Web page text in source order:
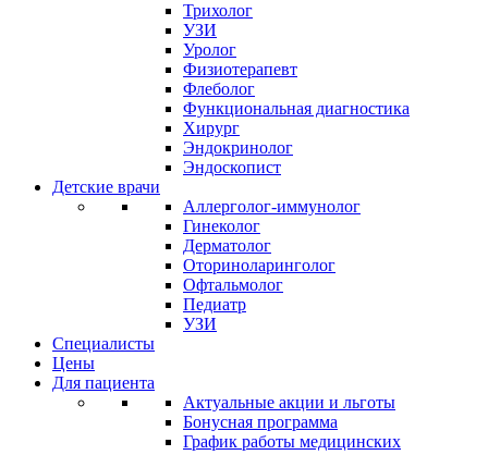
Трихолог
УЗИ
Уролог
Физиотерапевт
Флеболог
Функциональная диагностика
Хирург
Эндокринолог
Эндоскопист
Детские врачи
Аллерголог-иммунолог
Гинеколог
Дерматолог
Оториноларинголог
Офтальмолог
Педиатр
УЗИ
Специалисты
Цены
Для пациента
Актуальные акции и льготы
Бонусная программа
График работы медицинских